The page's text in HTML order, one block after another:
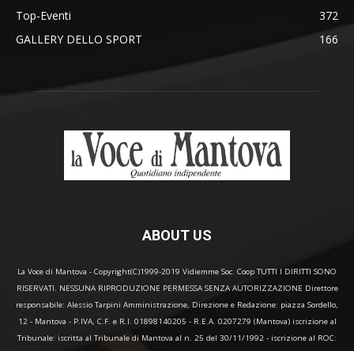
Top-Eventi
372
GALLERY DELLO SPORT
166
ABOUT US
La Voce di Mantova - Copyright(C)1999-2019 Vidiemme Soc. Coop TUTTI I DIRITTI SONO
RISERVATI. NESSUNA RIPRODUZIONE PERMESSA SENZA AUTORIZZAZIONE Direttore
responsabile: Alessio Tarpini Amministrazione, Direzione e Redazione: piazza Sordello,
12 - Mantova - P.IVA, C.F. e R.I. 01898140205 - R.E.A. 0207279 (Mantova) iscrizione al
Tribunale: iscritta al Tribunale di Mantova al n. 25 del 30/11/1992 - iscrizione al ROC: